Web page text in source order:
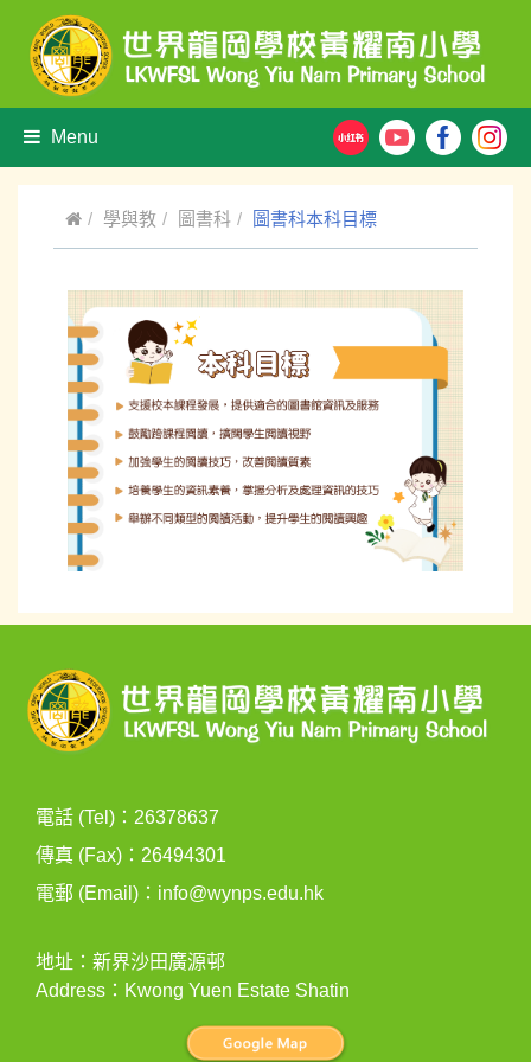
Menu
學與教 圖書科 圖書科本科目標
電話 (Tel)：26378637
傳真 (Fax)：26494301
電郵 (Email)： info@wynps.edu.hk
地址：新界沙田廣源邨
Address：Kwong Yuen Estate Shatin